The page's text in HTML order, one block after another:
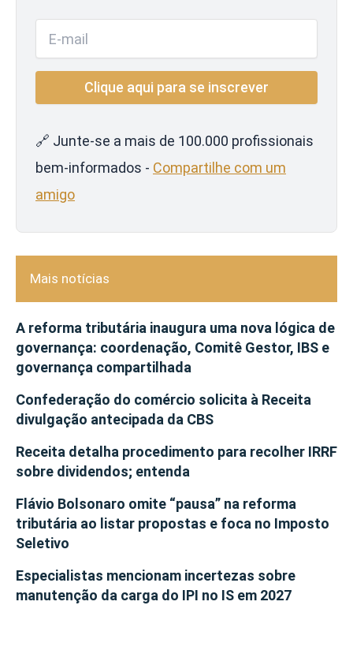
🔗 Junte-se a mais de 100.000 profissionais
bem-informados - Compartilhe com um
amigo
Mais notícias
A reforma tributária inaugura uma nova lógica de
governança: coordenação, Comitê Gestor, IBS e
governança compartilhada
Confederação do comércio solicita à Receita
divulgação antecipada da CBS
Receita detalha procedimento para recolher IRRF
sobre dividendos; entenda
Flávio Bolsonaro omite “pausa” na reforma
tributária ao listar propostas e foca no Imposto
Seletivo
Especialistas mencionam incertezas sobre
manutenção da carga do IPI no IS em 2027